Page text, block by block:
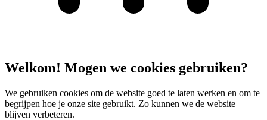
Welkom! Mogen we cookies gebruiken?
We gebruiken cookies om de website goed te laten werken en om te
begrijpen hoe je onze site gebruikt. Zo kunnen we de website
blijven verbeteren.